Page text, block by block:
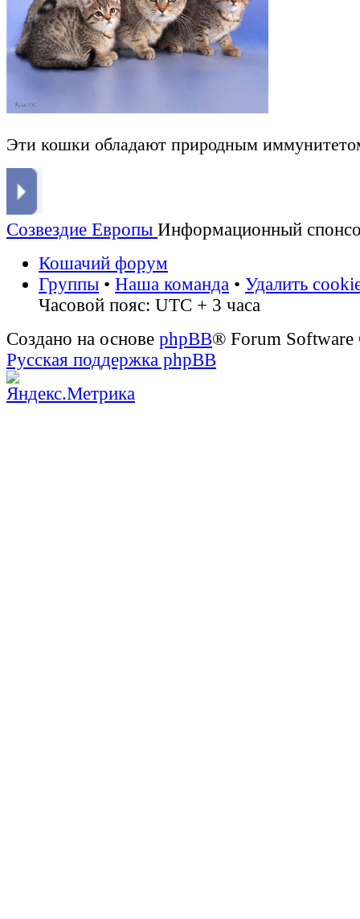
Эти кошки обладают природным
Созвездие Европы Информационный
Кошачий форум
Группы • Наша команда • Удалить
Часовой пояс: UTC + 3 часа
Создано на основе phpBB® Forum
Русская поддержка phpBB